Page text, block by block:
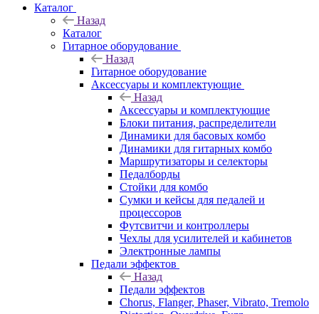
Каталог
Назад
Каталог
Гитарное оборудование
Назад
Гитарное оборудование
Аксессуары и комплектующие
Назад
Аксессуары и комплектующие
Блоки питания, распределители
Динамики для басовых комбо
Динамики для гитарных комбо
Маршрутизаторы и селекторы
Педалборды
Стойки для комбо
Сумки и кейсы для педалей и
процессоров
Футсвитчи и контроллеры
Чехлы для усилителей и кабинетов
Электронные лампы
Педали эффектов
Назад
Педали эффектов
Chorus, Flanger, Phaser, Vibrato, Tremolo